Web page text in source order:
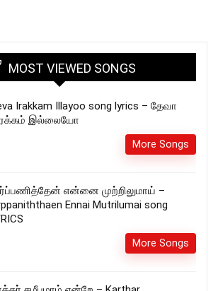
MOST VIEWED SONGS
Irakkam Illayoo song lyrics – தேவா
இல்லையோ
More Songs
என்னை முற்றிலுமாய் –
Ennai Mutrilumai song
More Songs